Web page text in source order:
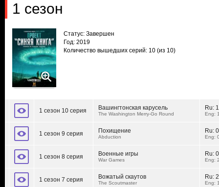
1 сезон
Статус: Завершен
Год: 2019
Количество вышедших серий: 10 (из 10)
1 сезон 10 серия Вашингтонская карусель
The Washington Merry-Go Round
Ru:
Eng:
1 сезон 9 серия Похищение
Abduction
Ru:
Eng:
1 сезон 8 серия Военные игры
War Games
Ru:
Eng:
1 сезон 7 серия Вожатый скаутов
The Scoutmaster
Ru:
Eng: